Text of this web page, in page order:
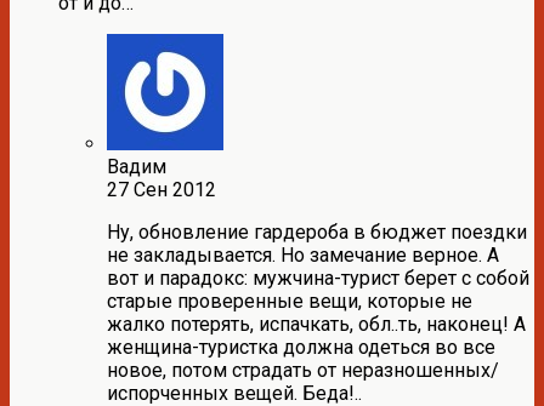
Вадим
27 Сен 2012
Ну, обновление гардероба в бюджет поездки
не закладывается. Но замечание верное. А
вот и парадокс: мужчина-турист берет с собой
старые проверенные вещи, которые не
жалко потерять, испачкать, обл..ть, наконец! А
женщина-туристка должна одеться во все
новое, потом страдать от неразношенных/
испорченных вещей. Беда!..